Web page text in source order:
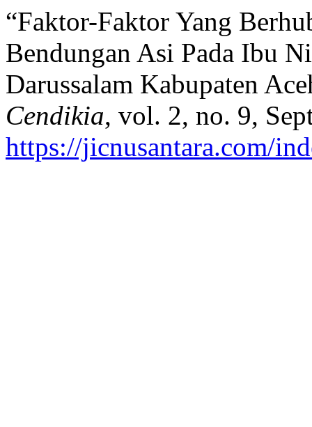
“Faktor-Faktor Yang
Bendungan Asi Pada Ibu
Darussalam Kabupaten
Cendikia, vol. 2, no. 9,
https://jicnusantara.com/